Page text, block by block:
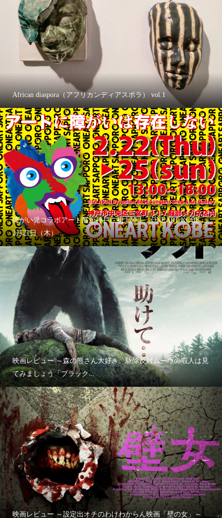
African diaspora（アフリカンディアスポラ） vol.1
障がい児コラボアート展が神戸に初上陸！「ONEART KOBE」
2月21日（木）...
映画レビュー ～森の熊さん大好き、駆除反対ムーヴの暇人は見
てみましょう「ブラック...
映画レビュー ～設定出オチのわけわからん映画「壁の女」～